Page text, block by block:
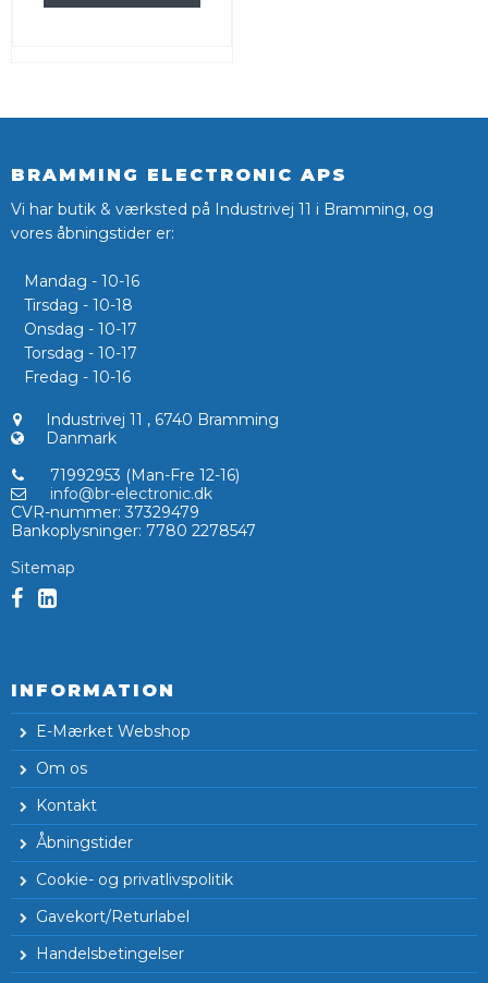
BRAMMING ELECTRONIC APS
Vi har butik & værksted på Industrivej 11 i Bramming, og
vores åbningstider er:
Mandag - 10-16
Tirsdag - 10-18
Onsdag - 10-17
Torsdag - 10-17
Fredag - 10-16
Industrivej 11 , 6740 Bramming
Danmark
71992953 (Man-Fre 12-16)
info@br-electronic.dk
CVR-nummer: 37329479
Bankoplysninger: 7780 2278547
Sitemap
INFORMATION
E-Mærket Webshop
Om os
Kontakt
Åbningstider
Cookie- og privatlivspolitik
Gavekort/Returlabel
Handelsbetingelser